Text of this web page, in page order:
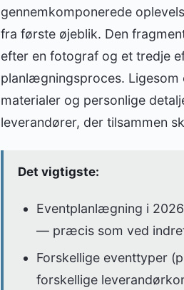
gennemkomponerede
fra første øjeblik. Den
efter en fotograf og et tredje
planlægningsproces.
materialer og personlige
leverandører, der tilsammen
Det vigtigste:
Eventplanlægning i
— præcis som ved
Forskellige eventtyper
forskellige